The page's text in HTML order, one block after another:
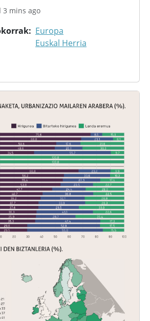
3 mins ago
Europa
Euskal Herria